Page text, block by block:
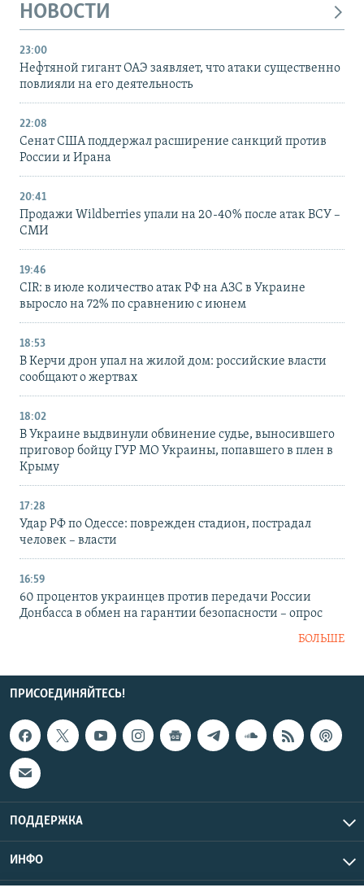
НОВОСТИ
23:00
Нефтяной гигант ОАЭ заявляет, что атаки существенно
повлияли на его деятельность
22:08
Сенат США поддержал расширение санкций против
России и Ирана
20:41
Продажи Wildberries упали на 20-40% после атак ВСУ –
СМИ
19:46
CIR: в июле количество атак РФ на АЗС в Украине
выросло на 72% по сравнению с июнем
18:53
В Керчи дрон упал на жилой дом: российские власти
сообщают о жертвах
18:02
В Украине выдвинули обвинение судье, выносившего
приговор бойцу ГУР МО Украины, попавшего в плен в
Крыму
17:28
Удар РФ по Одессе: поврежден стадион, пострадал
человек – власти
16:59
60 процентов украинцев против передачи России
Донбасса в обмен на гарантии безопасности – опрос
БОЛЬШЕ
ПРИСОЕДИНЯЙТЕСЬ!
ПОДДЕРЖКА
ИНФО